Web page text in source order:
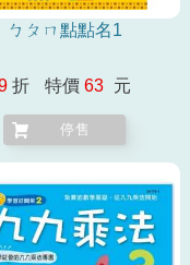
ㄅㄆㄇ點點名1
折 特價 63 元
停售